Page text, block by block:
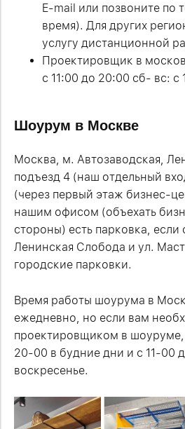
E-mail или позвоните по
время). Для других
услугу дистанционной
Проектировщик в
с 11:00 до 20:00 сб- вс: с
Шоурум в Москве
Москва, м. Автозаводская,
подъезд 4 (наш отдельный
(через первый этаж бизнес-
нашим офисом (объехать
стороны) есть парковка, если
Ленинская Слобода и ул.
городские парковки.
Время работы шоурума в
ежедневно, но если вам
проектировщиком в
20-00 в будние дни и с 11-00
воскресенье.